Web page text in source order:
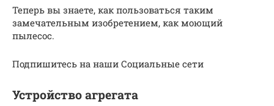
Теперь вы знаете, как пользоваться таким
замечательным изобретением, как моющий
пылесос.
Подпишитесь на наши Социальные сети
Устройство агрегата